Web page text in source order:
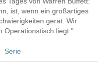
ist, wenn ein großartiges
gerät. Wir
Operationstisch liegt."
Serie